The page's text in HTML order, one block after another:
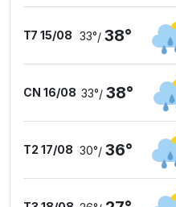
T7 15/08 33°/ 38°
CN 16/08 33°/ 38°
T2 17/08 30°/ 36°